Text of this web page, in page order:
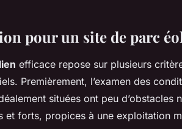
pour un site de parc
efficace repose sur plusieurs
Premièrement, l’examen des
situées ont peu d’obstacles
et forts, propices à une exploitation